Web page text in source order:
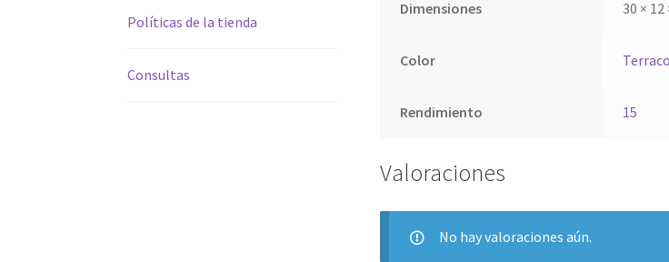
Políticas de la tienda
Consultas
Dimensiones 30 × 12
Color
Rendimiento 15
Valoraciones
No hay valoraciones aún.